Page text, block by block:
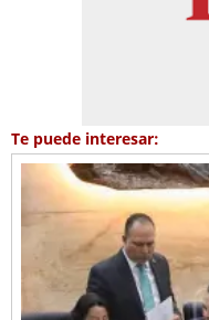
Te puede interesar: